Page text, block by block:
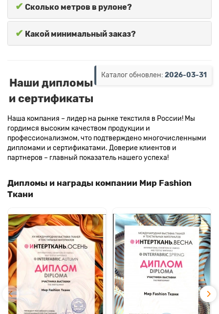
✔ Сколько метров в рулоне?
✔ Какой минимальный заказ?
Каталог обновлен: 2026-03-31
Наши дипломы
и сертификаты
Наша компания – лидер на рынке текстиля в России! Мы
гордимся высоким качеством продукции и
профессионализмом, что подтверждено многочисленными
дипломами и сертификатами. Доверие клиентов и
партнеров – главный показатель нашего успеха!
Дипломы и награды компании Мир Fashion
Ткани